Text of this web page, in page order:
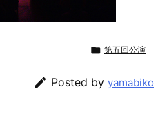
 第五回公演
 Posted by yamabiko